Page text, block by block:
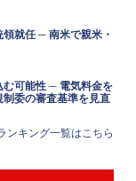
就任 ─ 南米で親米・
む可能性 ─ 電気料金を
委の審査基準を見直
ンキング一覧はこちら